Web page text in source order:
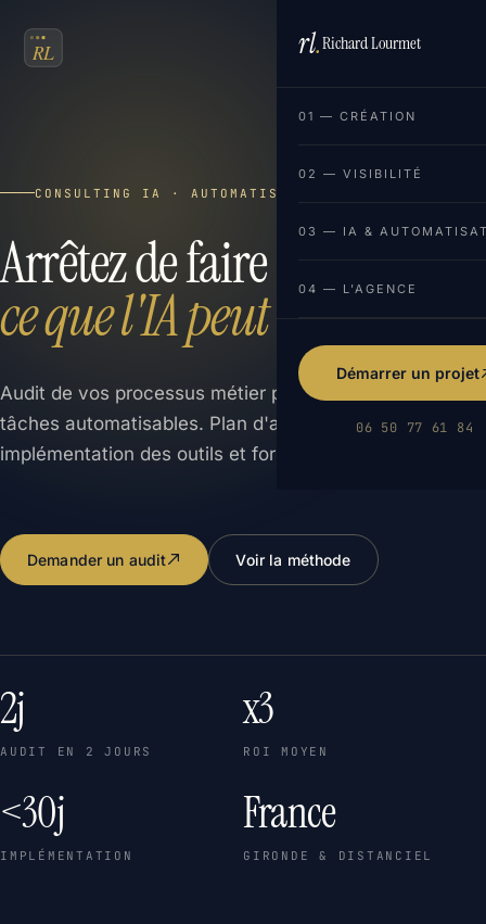
FR EN
rl.Richard Lourmet
01 — CRÉATION
02 — VISIBILITÉ
03 — IA &
04 — L'AGENCE
Démarrer un projet
06 50 77 61 84
CONSULTING IA · AUTOMATISATION
Arrêtez de faire à la main
ce que l'IA peut faire.
Audit de vos processus métier pour identifier les
tâches automatisables. Plan d'action priorité,
implémentation des outils et formation de vos équipes.
Demander un audit Voir la méthode
2j
AUDIT EN 2 JOURS
x3
ROI MOYEN
<30j
IMPLÉMENTATION
France
GIRONDE & DISTANCIEL